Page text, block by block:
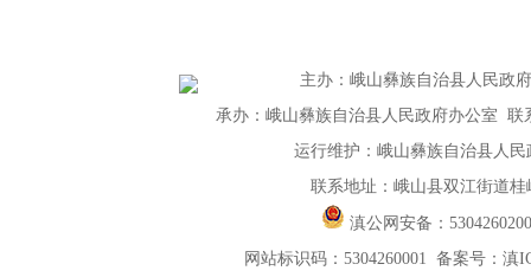
主办： 峨山彝族自治县人民政
承办：峨山彝族自治县人民政府办公室 联
运行维护：峨山彝族自治县人民
联系地址：峨山县双江街道桂
滇公网安备：
网站标识码：5304260001 备案号：滇